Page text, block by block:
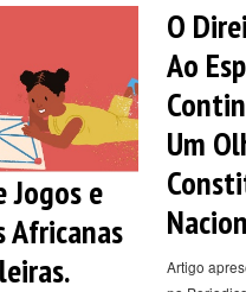
Jogos e
Africanas
O
Ao
Um
Artigo